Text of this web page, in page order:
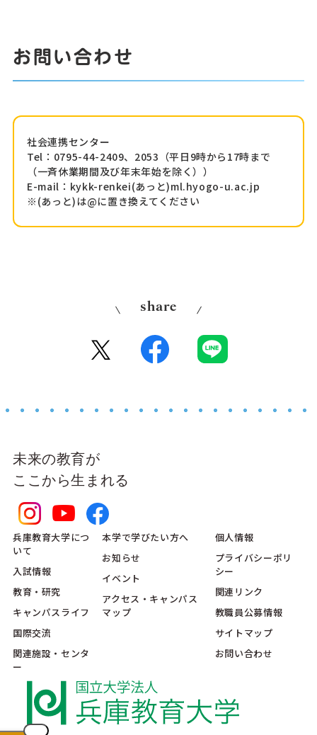
お問い合わせ
社会連携センター
Tel：0795-44-2409、2053（平日9時から17時まで
（一斉休業期間及び年末年始を除く））
E-mail：kykk-renkei(あっと)ml.hyogo-u.ac.jp
※(あっと)は@に置き換えてください
share
未来の教育が
ここから生まれる
兵庫教育大学につ
いて
入試情報
教育・研究
キャンパスライフ
国際交流
関連施設・センタ
ー
本学で学びたい方へ
お知らせ
イベント
アクセス・キャンパス
マップ
個人情報
プライバシーポリ
シー
関連リンク
教職員公募情報
サイトマップ
お問い合わせ